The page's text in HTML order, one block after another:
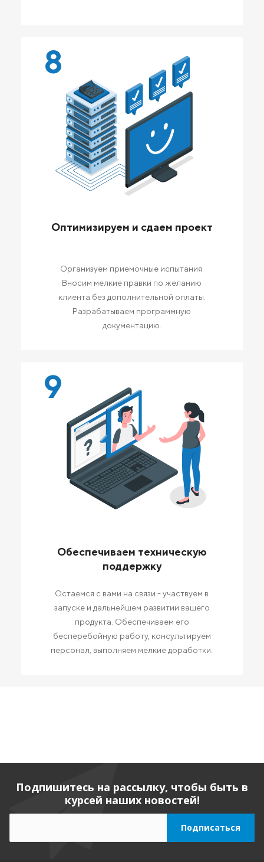
8
Оптимизируем и сдаем проект
Организуем приемочные испытания.
Вносим мелкие правки по желанию
клиента без дополнительной оплаты.
Разрабатываем программную
документацию.
9
Обеспечиваем техническую
поддержку
Остаемся с вами на связи - участвуем в
запуске и дальнейшем развитии вашего
продукта. Обеспечиваем его
бесперебойную работу, консультируем
персонал, выполняем мелкие доработки.
Подпишитесь на рассылку, чтобы быть в
курсей наших новостей!